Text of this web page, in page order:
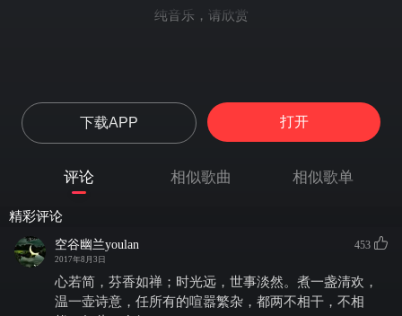
纯音乐，请欣赏
下载APP 打开
评论 相似歌曲 相似歌单
精彩评论
空谷幽兰youlan
2017年8月3日
453
心若简，芬香如禅；时光远，世事淡然。煮一盏清欢，
温一壶诗意，任所有的喧嚣繁杂，都两不相干，不相